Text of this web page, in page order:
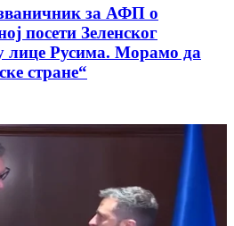
за АФП о
посети Зеленског
Русима. Морамо да
стране“